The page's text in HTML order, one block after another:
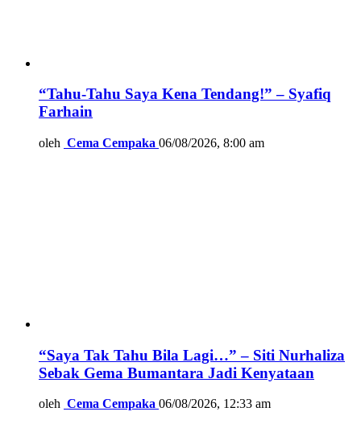
“Tahu-Tahu Saya Kena Tendang!” – Syafiq
Farhain
oleh Cema Cempaka 06/08/2026, 8:00 am
“Saya Tak Tahu Bila Lagi…” – Siti Nurhaliza
Sebak Gema Bumantara Jadi Kenyataan
oleh Cema Cempaka 06/08/2026, 12:33 am